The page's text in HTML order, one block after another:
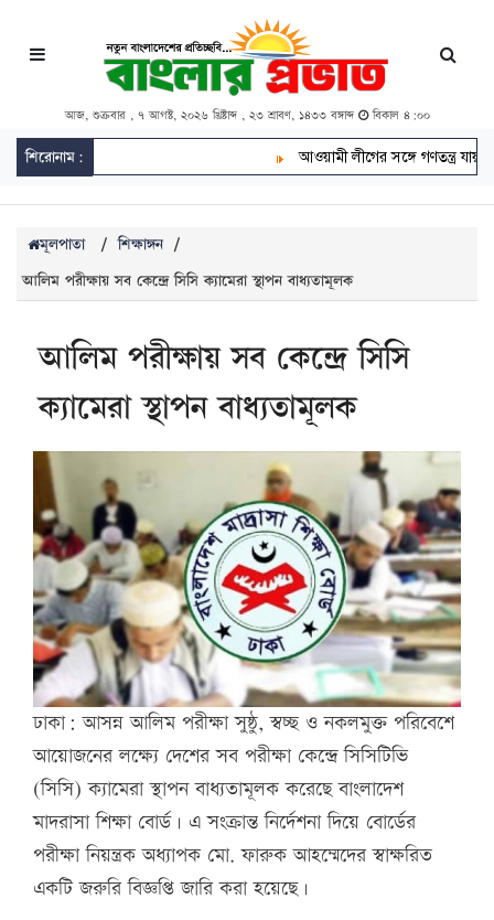
আজ, শুক্রবার , ৭ আগস্ট, ২০২৬ খ্রিষ্টাব্দ , ২৩ শ্রাবণ, ১৪৩৩ বঙ্গাব্দ বিকাল ৪:০০
শিরোনাম: আওয়ামী লীগের সঙ্গে গণতন্ত্র যায় না:
মূলপাতা / শিক্ষাঙ্গন /
আলিম পরীক্ষায় সব কেন্দ্রে সিসি ক্যামেরা স্থাপন বাধ্যতামূলক
আলিম পরীক্ষায় সব কেন্দ্রে সিসি
ক্যামেরা স্থাপন বাধ্যতামূলক
ঢাকা: আসন্ন আলিম পরীক্ষা সুষ্ঠু, স্বচ্ছ ও নকলমুক্ত পরিবেশে
আয়োজনের লক্ষ্যে দেশের সব পরীক্ষা কেন্দ্রে সিসিটিভি
(সিসি) ক্যামেরা স্থাপন বাধ্যতামূলক করেছে বাংলাদেশ
মাদরাসা শিক্ষা বোর্ড। এ সংক্রান্ত নির্দেশনা দিয়ে বোর্ডের
পরীক্ষা নিয়ন্ত্রক অধ্যাপক মো. ফারুক আহম্মেদের স্বাক্ষরিত
একটি জরুরি বিজ্ঞপ্তি জারি করা হয়েছে।